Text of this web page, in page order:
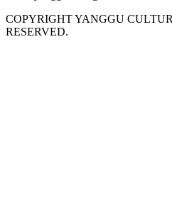
COPYRIGHT YANGGU
RESERVED.